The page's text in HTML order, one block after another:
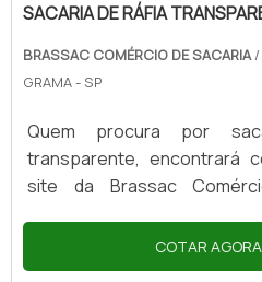
SACARIA DE RÁFIA
BRASSAC COMÉRCIO DE SACARIA/
GRAMA - SP
Quem procura por
transparente, encontrará
site da Brassac
especialista do segmento
maior referência de
COTAR AGORA